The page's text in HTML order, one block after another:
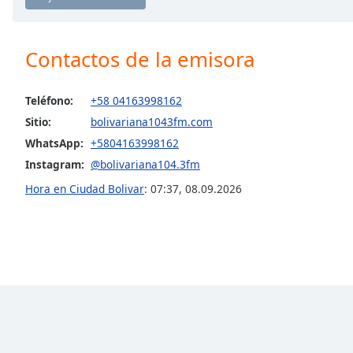
Chapters
Descriptions
descriptions
selected
Subtitles
subtitles
Contactos de la emisora
Teléfono:
+58 04163998162
Sitio:
bolivariana1043fm.com
WhatsApp: +5804163998162
Instagram: @bolivariana104.3fm
Hora en Ciudad Bolivar: 07:37, 08.09.2026